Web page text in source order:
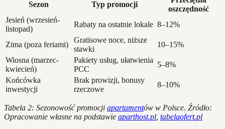
Sezon Typ promocji
oszczędność
Jesień (wrzesień-
listopad)
Rabaty na ostatnie lokale 8–12%
Zima (poza feriami)
Gratisowe noce, niższe
stawki
10–15%
Wiosna (marzec-
kwiecień)
Pakiety usług, ułatwienia
PCC
5–8%
Końcówka
inwestycji
Brak prowizji, bonusy
rzeczowe
8–10%
Tabela 2: Sezonowość promocji apartamentów w Polsce. Źródło:
Opracowanie własne na podstawie aparthost.pl tabelaofert.pl